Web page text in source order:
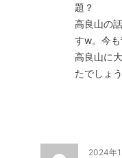
題？
高良山の
すw。今も
高良山に
たでしょ
2024年